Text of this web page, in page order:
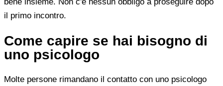
il primo incontro.
Come capire se hai bisogno di
uno psicologo
Molte persone rimandano il contatto con uno psicologo